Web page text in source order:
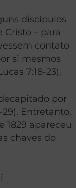
discípulos
– para
contato
si mesmos
7:18-23).
por
Entretanto,
1829 apareceu
chaves do